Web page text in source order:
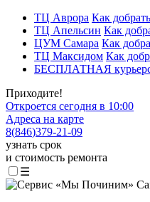
ТЦ Аврора Как
ТЦ Апельсин Как
ЦУМ Самара Как
ТЦ Максидом Как
БЕСПЛАТНАЯ
Приходите!
Откроется сегодня в 10:00
Адреса на карте
8(846)379-21-09
узнать срок
и стоимость ремонта
☰